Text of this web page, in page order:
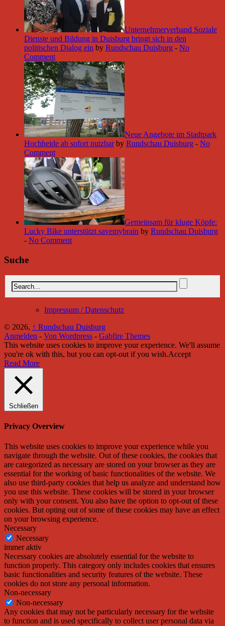
Unternehmerverband Soziale
Dienste und Bildung in Duisburg bringt sich in den
politischen Dialog ein by Rundschau Duisburg - No
Comment
Neue Angebote im Stadtpark
Hochheide ab sofort nutzbar by Rundschau Duisburg - No
Comment
Gemeinsam für kluge Köpfe:
Lucky Bike unterstützt savemybrain by Rundschau Duisburg
- No Comment
Suche
Impressum / Datenschutz
© 2026, ↑ Rundschau Duisburg
Anmelden - Von Wordpress - Gabfire Themes
This website uses cookies to improve your experience. We'll assume
you're ok with this, but you can opt-out if you wish.Accept
Read More
Schließen
Privacy Overview
This website uses cookies to improve your experience while you
navigate through the website. Out of these cookies, the cookies that
are categorized as necessary are stored on your browser as they are
essential for the working of basic functionalities of the website. We
also use third-party cookies that help us analyze and understand how
you use this website. These cookies will be stored in your browser
only with your consent. You also have the option to opt-out of these
cookies. But opting out of some of these cookies may have an effect
on your browsing experience.
Necessary
Necessary
immer aktiv
Necessary cookies are absolutely essential for the website to
function properly. This category only includes cookies that ensures
basic functionalities and security features of the website. These
cookies do not store any personal information.
Non-necessary
Non-necessary
Any cookies that may not be particularly necessary for the website
to function and is used specifically to collect user personal data via